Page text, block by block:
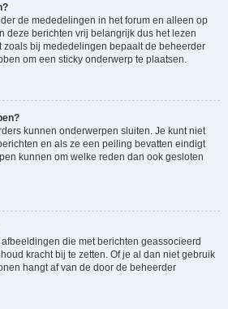
de mededelingen in het forum en alleen op
deze berichten vrij belangrijk dus het lezen
zoals bij mededelingen bepaalt de beheerder
om een sticky onderwerp te plaatsen.
kunnen onderwerpen sluiten. Je kunt niet
en als ze een peiling bevatten eindigt
kunnen om welke reden dan ook gesloten
die met berichten geassocieerd
kracht bij te zetten. Of je al dan niet gebruik
hangt af van de door de beheerder